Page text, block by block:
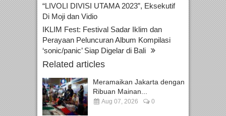
“LIVOLI DIVISI UTAMA 2023”, Eksekutif
Di Moji dan Vidio
IKLIM Fest: Festival Sadar Iklim dan
Perayaan Peluncuran Album Kompilasi
‘sonic/panic’ Siap Digelar di Bali
Related articles
Meramaikan Jakarta dengan
Ribuan Mainan...
Aug 07, 2026 0